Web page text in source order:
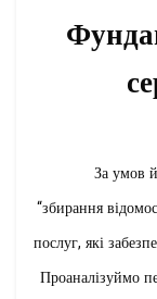
2.
За умов
“збирання
послуг, які
Проаналізуймо